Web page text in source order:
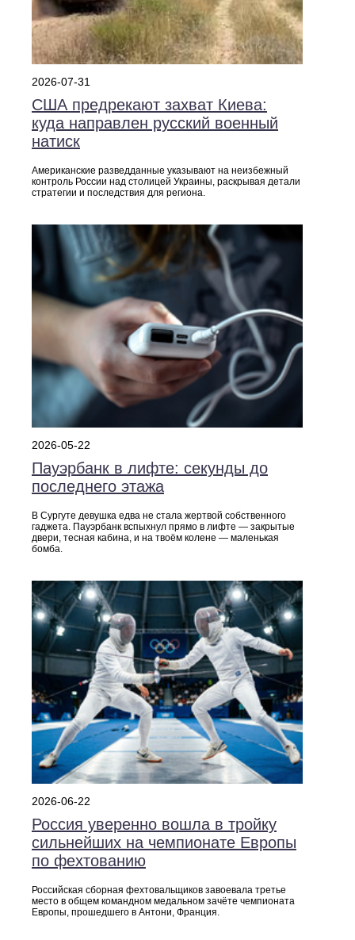
2026-07-31
США предрекают захват Киева:
куда направлен русский военный
натиск
Американские разведданные указывают на неизбежный
контроль России над столицей Украины, раскрывая детали
стратегии и последствия для региона.
2026-05-22
Пауэрбанк в лифте: секунды до
последнего этажа
В Сургуте девушка едва не стала жертвой собственного
гаджета. Пауэрбанк вспыхнул прямо в лифте — закрытые
двери, тесная кабина, и на твоём колене — маленькая
бомба.
2026-06-22
Россия уверенно вошла в тройку
сильнейших на чемпионате Европы
по фехтованию
Российская сборная фехтовальщиков завоевала третье
место в общем командном медальном зачёте чемпионата
Европы, прошедшего в Антони, Франция.